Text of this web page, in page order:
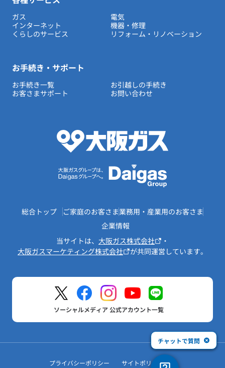
ガス
電気
インターネット
機器・修理
くらしのサービス
リフォーム・リノベーション
お手続き・サポート
お手続き一覧
お引越しの手続き
お客さまサポート
お問い合わせ
総合トップ ご家庭のお客さま業務用・産業用のお客さま
企業情報
当サイトは、 大阪ガス株式会社
・
大阪ガスマーケティング株式会社
が共同運営しています。
ソーシャルメディア 公式アカウント一覧
プライバシーポリシー サイトポリシー
チャットで質問